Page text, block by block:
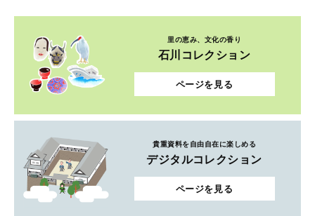
里の恵み、文化の香り
石川コレクション
ページを見る
貴重資料を自由自在に楽しめる
デジタルコレクション
ページを見る